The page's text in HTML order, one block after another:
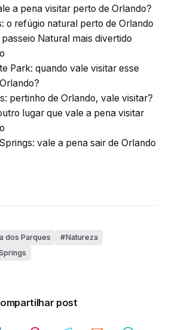
a pena visitar perto de Orlando?
o refúgio natural perto de Orlando
Natural mais divertido
Park: quando vale visitar esse
pertinho de Orlando, vale visitar?
lugar que vale a pena visitar
vale a pena sair de Orlando
dos Parques
Natureza
post